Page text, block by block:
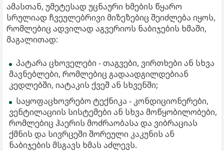
ამასთან, უმეტესად უცნაური ხმების წყარო
სრულიად ჩვეულებრივი მიზეზებიც შეიძლება იყოს,
რომლებიც ადვილად აგვერიოს ნაბიჯების ხმაში,
მაგალითად:
პატარა ცხოველები - თაგვები, ვირთხები ან სხვა
მავნებლები, რომლებიც გადაადგილდებიან
კედლებში, იატაკის ქვეშ ან სხვენში;
საყოფაცხოვრებო ტექნიკა - კონდიციონერები,
ვენტილაციის სისტემები ან სხვა მოწყობილობები,
რომლებიც ჰაერის მოძრაობასა და ვიბრაციას
ქმნის და სივრცეში შორეული კაკუნის ან
ნაბიჯების მსგავს ხმას აძლევს.